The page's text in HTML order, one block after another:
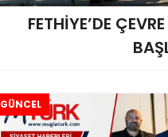
FETHİYE’DE
GÜNCEL